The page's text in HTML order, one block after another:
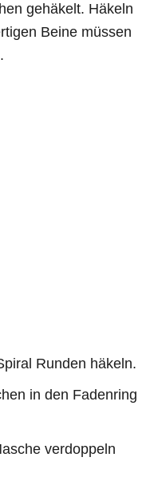
gehäkelt. Häkeln
Beine müssen
Runden häkeln.
in den Fadenring
verdoppeln